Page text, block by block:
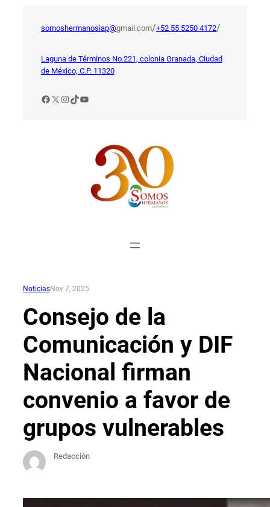
somoshermanosiap@gmail.com/+52 55 5250 4172/
Laguna de Términos No.221, colonia Granada, Ciudad
de México, C.P. 11320
Facebook
X Instagram
TikTok
YouTube
NoticiasNov 7, 2025
Consejo de la
Comunicación y DIF
Nacional firman
convenio a favor de
grupos vulnerables
Redacción